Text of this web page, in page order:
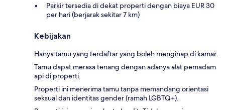
Parkir tersedia di dekat properti dengan biaya EUR 30
per hari (berjarak sekitar 7 km)
Kebijakan
Hanya tamu yang terdaftar yang boleh menginap di kamar.
Tamu dapat merasa tenang dengan adanya alat pemadam
api di properti.
Properti ini menerima tamu tanpa memandang orientasi
seksual dan identitas gender (ramah LGBTQ+).